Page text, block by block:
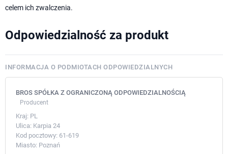
celem ich zwalczenia.
Odpowiedzialność za produkt
INFORMACJA O PODMIOTACH ODPOWIEDZIALNYCH
BROS SPÓŁKA Z OGRANICZONĄ ODPOWIEDZIALNOŚCIĄ
Producent
Kraj: PL
Ulica: Karpia 24
Kod pocztowy: 61-619
Miasto: Poznań